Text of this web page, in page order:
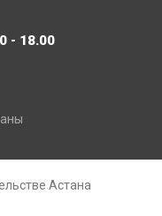
- 18.00
Астана